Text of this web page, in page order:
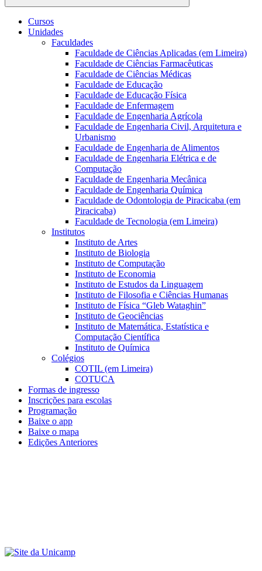
Buscar
Cursos
Unidades
Faculdades
Faculdade de Ciências Aplicadas (em Limeira)
Faculdade de Ciências Farmacêuticas
Faculdade de Ciências Médicas
Faculdade de Educação
Faculdade de Educação Física
Faculdade de Enfermagem
Faculdade de Engenharia Agrícola
Faculdade de Engenharia Civil, Arquitetura e
Urbanismo
Faculdade de Engenharia de Alimentos
Faculdade de Engenharia Elétrica e de
Computação
Faculdade de Engenharia Mecânica
Faculdade de Engenharia Química
Faculdade de Odontologia de Piracicaba (em
Piracicaba)
Faculdade de Tecnologia (em Limeira)
Institutos
Instituto de Artes
Instituto de Biologia
Instituto de Computação
Instituto de Economia
Instituto de Estudos da Linguagem
Instituto de Filosofia e Ciências Humanas
Instituto de Física “Gleb Wataghin”
Instituto de Geociências
Instituto de Matemática, Estatística e
Computação Científica
Instituto de Química
Colégios
COTIL (em Limeira)
COTUCA
Formas de ingresso
Inscrições para escolas
Programação
Baixe o app
Baixe o mapa
Edições Anteriores